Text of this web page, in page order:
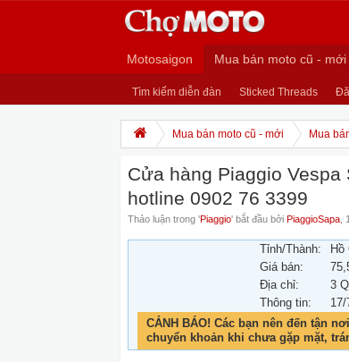
Motosaigon Mua bán moto cũ - mới
Tìm kiếm diễn đàn Sticked Threads
Mua bán moto cũ - mới Mua
Cửa hàng Piaggio
hotline 0902 76 3399
Thảo luận trong 'Piaggio' bắt đầu bởi PiaggioSapa
Tỉnh/Thành:
Hồ
Giá bán:
Địa chỉ:
3
Thông tin:
17/
CẢNH BÁO! Các bạn nên đến tận
chuyển khoản khi chưa gặp mặt,